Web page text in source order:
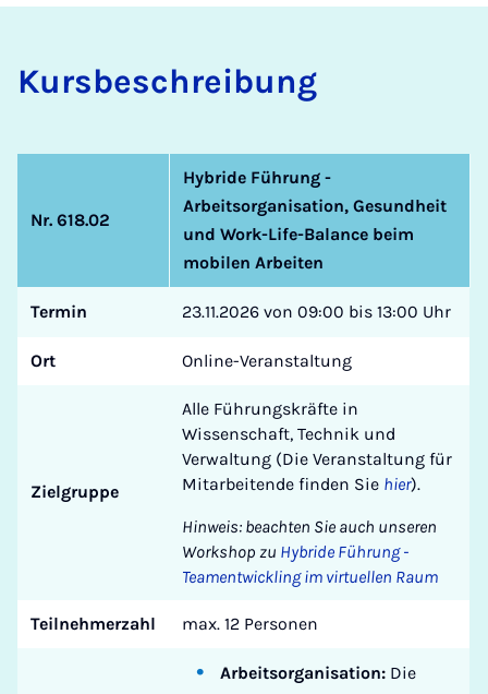
Kurs­be­schrei­bung
Nr. 618.02
Hybride Führung -
Arbeitsorganisation, Gesundheit
und Work-Life-Balance beim
mobilen Arbeiten
Termin 23.11.2026 von 09:00 bis 13:00 Uhr
Ort Online-Veranstaltung
Zielgruppe
Alle Führungskräfte in
Wissenschaft, Technik und
Verwaltung (Die Veranstaltung für
Mitarbeitende finden Sie hier).
Hinweis: beachten Sie auch unseren
Workshop zu Hybride Führung -
Teamentwickling im virtuellen Raum
Teilnehmerzahl max. 12 Personen
Arbeitsorganisation: Die